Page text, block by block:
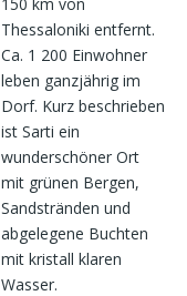
Thessaloniki entfernt.
Ca. 1 200 Einwohner
leben ganzjährig im
Dorf. Kurz beschrieben
ist Sarti ein
wunderschöner Ort
mit grünen Bergen,
Sandstränden und
abgelegene Buchten
mit kristall klaren
Wasser.